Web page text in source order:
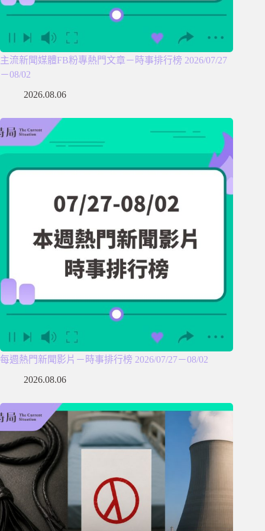
主流新聞媒體FB粉專熱門文章－時事排行榜 2026/07/27
－08/02
2026.08.06
每週熱門新聞影片－時事排行榜 2026/07/27－08/02
2026.08.06